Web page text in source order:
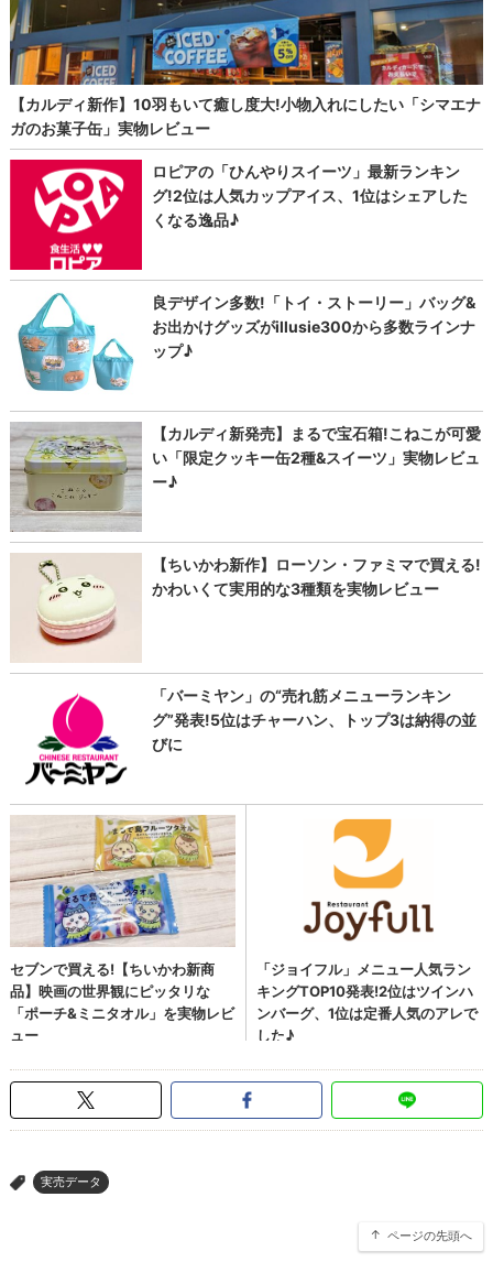
> 実売データ
ページの先頭へ